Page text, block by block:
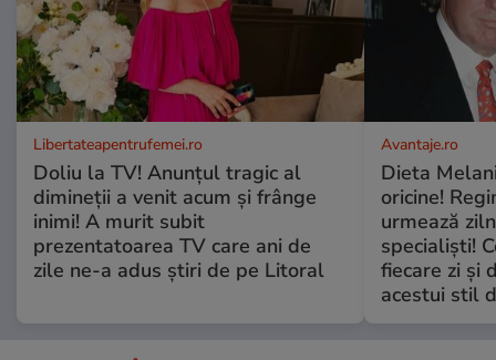
Libertateapentrufemei.ro
Doliu la TV! Anunțul tragic al
dimineții a venit acum și frânge
inimi! A murit subit
prezentatoarea TV care ani de
zile ne-a adus știri de pe Litoral
Avantaje.ro
Dieta
oricine!
urmează
specialiști!
fiecare zi și
acestui stil